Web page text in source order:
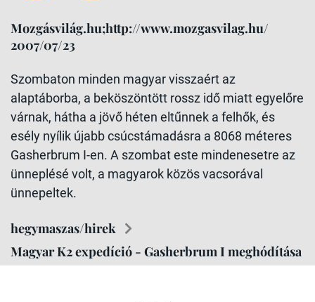
Mozgásvilág.hu;http://www.mozgasvilag.hu/
2007/07/23
Szombaton minden magyar visszaért az
alaptáborba, a beköszöntött rossz idő miatt egyelőre
várnak, hátha a jövő héten eltűnnek a felhők, és
esély nyílik újabb csúcstámadásra a 8068 méteres
Gasherbrum I-en. A szombat este mindenesetre az
ünneplésé volt, a magyarok közös vacsorával
ünnepeltek.
hegymaszas/hirek
Magyar K2 expedíció - Gasherbrum I meghódítása